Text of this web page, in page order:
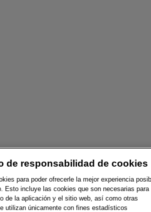
de responsabilidad de cookies
para poder ofrecerle la mejor experiencia
Esto incluye las cookies que son necesarias para
de la aplicación y el sitio web, así como otras
utilizan únicamente con fines estadísticos